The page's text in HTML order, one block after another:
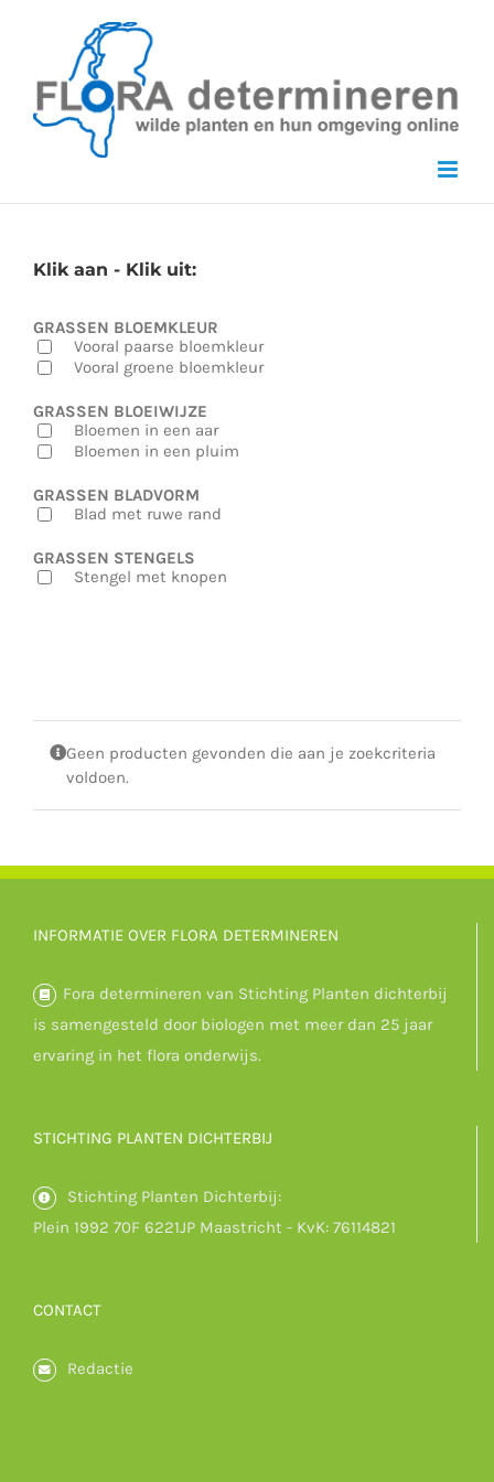
content
Geen producten gevonden die aan je zoekcriteria
voldoen.
Klik aan - Klik uit:
GRASSEN BLOEMKLEUR
Vooral paarse bloemkleur
Vooral groene bloemkleur
GRASSEN BLOEIWIJZE
Bloemen in een aar
Bloemen in een pluim
GRASSEN BLADVORM
Blad met ruwe rand
GRASSEN STENGELS
Stengel met knopen
INFORMATIE OVER FLORA DETERMINEREN
Fora determineren van Stichting Planten dichterbij
is samengesteld door biologen met meer dan 25 jaar
ervaring in het flora onderwijs.
STICHTING PLANTEN DICHTERBIJ
Stichting Planten Dichterbij:
Plein 1992 70F 6221JP Maastricht - KvK: 76114821
CONTACT
Redactie